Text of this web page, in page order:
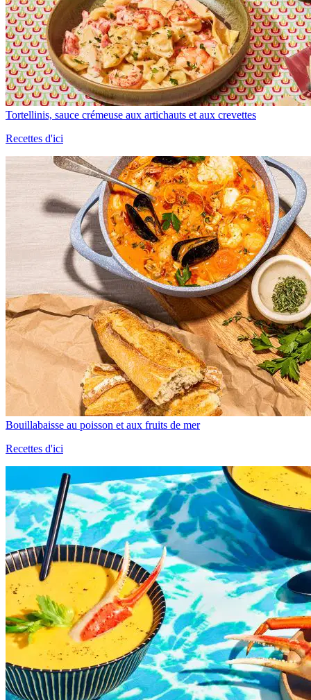
Tortellinis, sauce crémeuse aux artichauts et aux crevettes
Recettes d'ici
Bouillabaisse au poisson et aux fruits de mer
Recettes d'ici